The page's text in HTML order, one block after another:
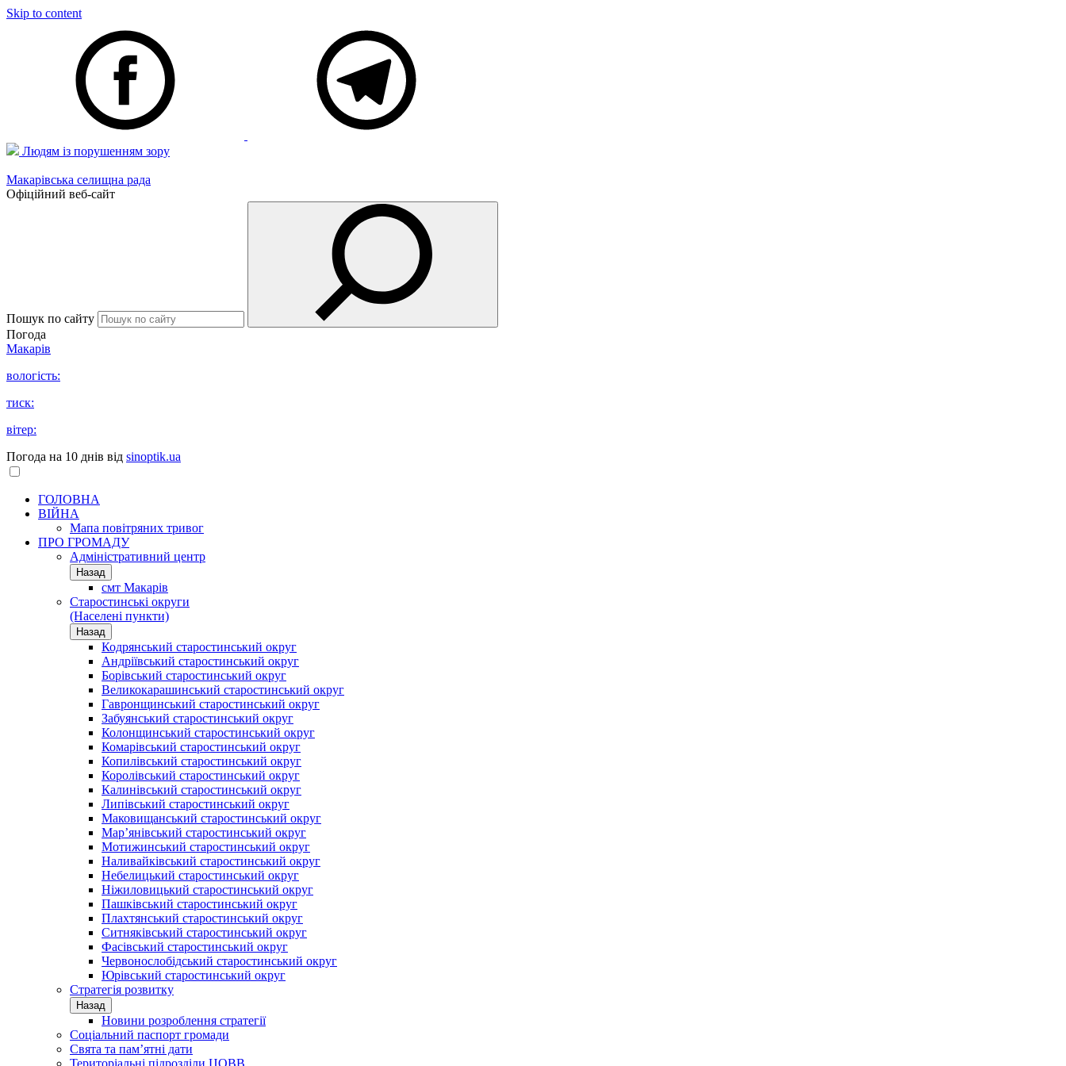
Skip to content
Людям із порушенням зору
Макарівська селищна рада
Офіційний веб-сайт
Пошук по сайту
Погода
Макарів
вологість:
тиск:
вітер:
Погода на 10 днів від sinoptik.ua
ГОЛОВНА
ВІЙНА
Мапа повітряних тривог
ПРО ГРОМАДУ
Aдміністративний центр
Назад
смт Макарів
Старостинські округи
(Населені пункти)
Назад
Кодрянський старостинський округ
Андріївський старостинський округ
Борівський старостинський округ
Великокарашинський старостинський округ
Гавронщинський старостинський округ
Забуянський старостинський округ
Колонщинський старостинський округ
Комарівський старостинський округ
Копилівський старостинський округ
Королівський старостинський округ
Калинівський старостинський округ
Липівський старостинський округ
Маковищанський старостинський округ
Мар’янівський старостинський округ
Мотижинський старостинський округ
Наливайківський старостинський округ
Небелицький старостинський округ
Ніжиловицький старостинський округ
Пашківський старостинський округ
Плахтянський старостинський округ
Ситняківський старостинський округ
Фасівський старостинський округ
Червонослобідський старостинський округ
Юрівський старостинський округ
Стратегія розвитку
Назад
Новини розроблення стратегії
Соціальний паспорт громади
Свята та пам’ятні дати
Територіальні підрозділи ЦОВВ